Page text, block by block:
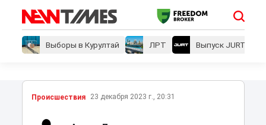
Выборы в Курултай ЛРТ Выпуск JURT
Проиcшествия 23 декабря 2023 г., 20:31